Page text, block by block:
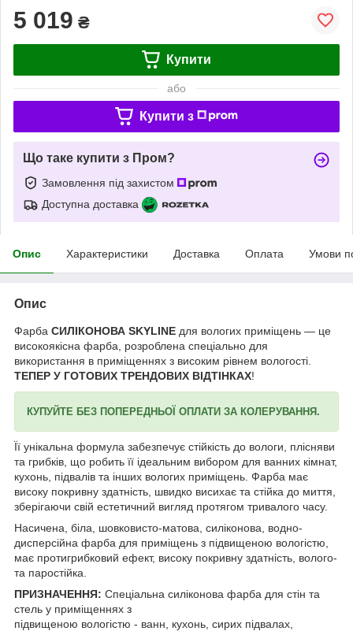
5 019 ₴
Купити
або
Купити з
Що таке купити з Пром?
Замовлення під захистом
Доступна доставка
Опис Характеристики Доставка Оплата Умови
Опис
Фарба СИЛІКОНОВА SKYLINE для вологих приміщень — це
високоякісна фарба, розроблена спеціально для
використання в приміщеннях з високим рівнем вологості.
ТЕПЕР У ГОТОВИХ ТРЕНДОВИХ ВІДТІНКАХ!
КУПУЙТЕ БЕЗ ПОПЕРЕДНЬОЇ ОПЛАТИ ЗА КОЛЕРУВАННЯ.
Її унікальна формула забезпечує стійкість до вологи, плісняви
та грибків, що робить її ідеальним вибором для ванних кімнат,
кухонь, підвалів та інших вологих приміщень. Фарба має
високу покривну здатність, швидко висихає та стійка до миття,
зберігаючи свій естетичний вигляд протягом тривалого часу.
Насичена, біла, шовковисто-матова, силіконова, водно-
дисперсійна фарба для приміщень з підвищеною вологістю,
має протигрибковий ефект, високу покривну здатність, волого-
та паростійка.
ПРИЗНАЧЕННЯ: Спеціальна силіконова фарба для стін та
стель у приміщеннях з
підвищеною вологістю - ванн, кухонь, сирих підвалах,